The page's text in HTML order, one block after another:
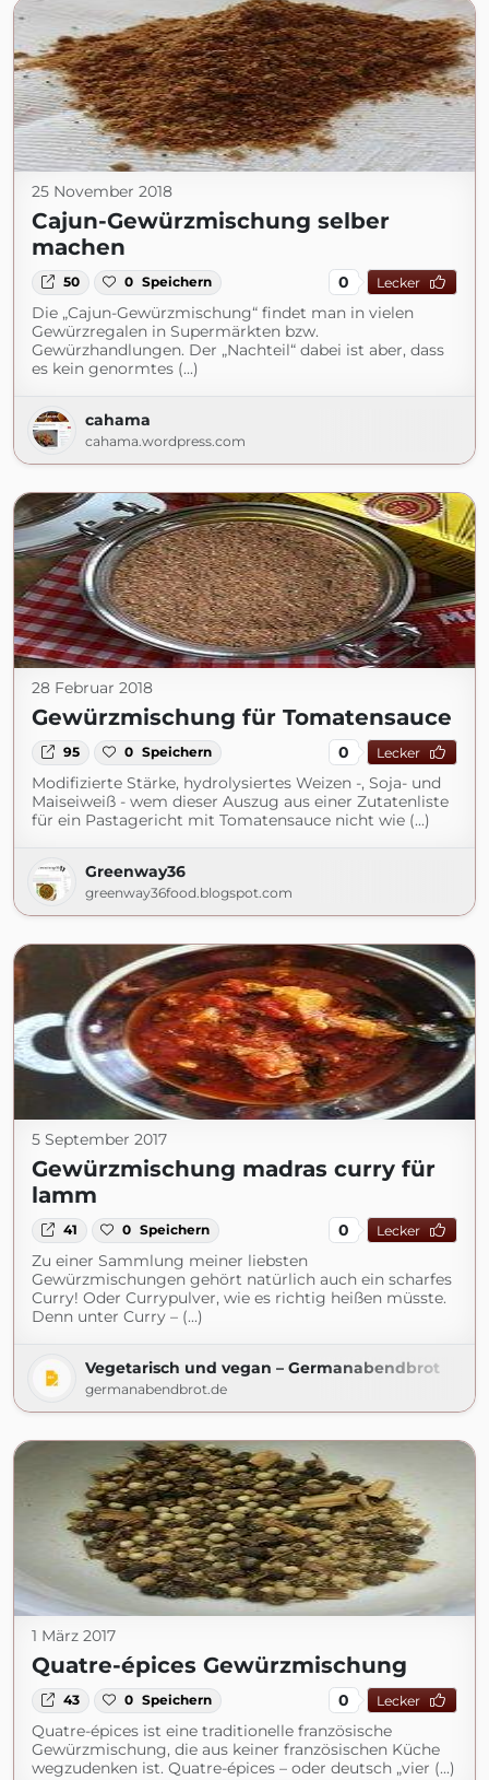
25 November 2018
Cajun-Gewürzmischung selber
machen
50 0 Speichern 0 Lecker
Die „Cajun-Gewürzmischung“ findet man in vielen
Gewürzregalen in Supermärkten bzw.
Gewürzhandlungen. Der „Nachteil“ dabei ist aber, dass
es kein genormtes (...)
cahama
cahama.wordpress.com
28 Februar 2018
Gewürzmischung für Tomatensauce
95 0 Speichern 0 Lecker
Modifizierte Stärke, hydrolysiertes Weizen -, Soja- und
Maiseiweiß - wem dieser Auszug aus einer Zutatenliste
für ein Pastagericht mit Tomatensauce nicht wie (...)
Greenway36
greenway36food.blogspot.com
5 September 2017
Gewürzmischung madras curry für
lamm
41 0 Speichern 0 Lecker
Zu einer Sammlung meiner liebsten
Gewürzmischungen gehört natürlich auch ein scharfes
Curry! Oder Currypulver, wie es richtig heißen müsste.
Denn unter Curry – (...)
Vegetarisch und vegan – Germanabendbrot
germanabendbrot.de
1 März 2017
Quatre-épices Gewürzmischung
43 0 Speichern 0 Lecker
Quatre-épices ist eine traditionelle französische
Gewürzmischung, die aus keiner französischen Küche
wegzudenken ist. Quatre-épices – oder deutsch „vier (...)